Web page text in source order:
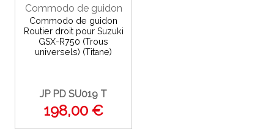
Commodo de guidon
Commodo de guidon
Routier droit pour Suzuki
GSX-R750 (Trous
universels) (Titane)
JP PD SU019 T
198,00 €